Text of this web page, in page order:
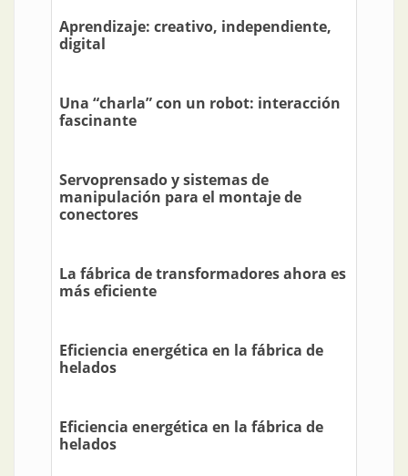
Aprendizaje: creativo, independiente,
digital
Una “charla” con un robot: interacción
fascinante
Servoprensado y sistemas de
manipulación para el montaje de
conectores
La fábrica de transformadores ahora es
más eficiente
Eficiencia energética en la fábrica de
helados
Eficiencia energética en la fábrica de
helados